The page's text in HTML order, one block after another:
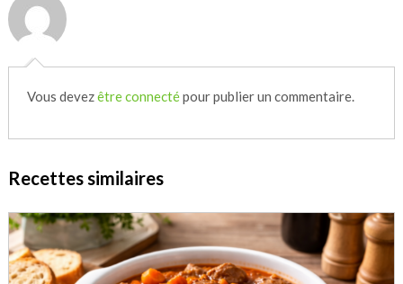
Vous devezêtre connectépour publier un commentaire.
Recettes similaires